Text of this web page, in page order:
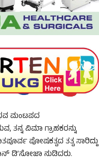
ಮಂಟಪದ
ತನ್ನ ವಿಮಾ ಗ್ರಾಹಕರನ್ನು
ಪೋಷಕತ್ವದ ತತ್ವ ಸಾರಿದ್ದು
ಡಿ’ಸೋಜಾ ನುಡಿದರು.